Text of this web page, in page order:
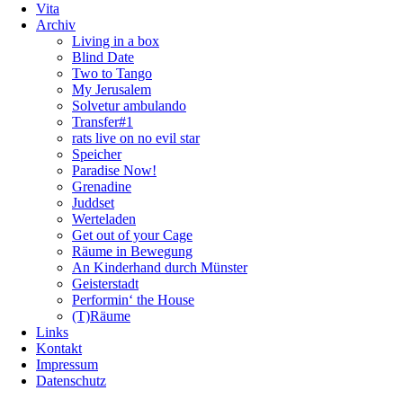
überspringen
Vita
Archiv
Living in a box
Blind Date
Two to Tango
My Jerusalem
Solvetur ambulando
Transfer#1
rats live on no evil star
Speicher
Paradise Now!
Grenadine
Juddset
Werteladen
Get out of your Cage
Räume in Bewegung
An Kinderhand durch Münster
Geisterstadt
Performin‘ the House
(T)Räume
Links
Kontakt
Impressum
Datenschutz